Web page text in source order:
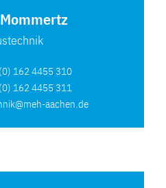
162 4455 310
162 4455 311
aachen.de